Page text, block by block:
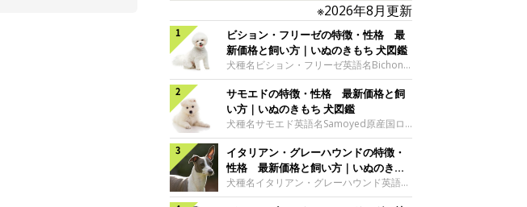
※2026年8月更新
ビション・フリーゼの特徴・性格 最
新価格と飼い方｜いぬのきもち 犬図鑑
犬種名ビション・フリーゼ英語名Bichon
Frise原産国フランス、ベルギーサイズ小
型犬グループ愛玩犬 ビション・フリーゼ
の魅力ビジョン・フリーゼの特徴といえ
ば、なんといっても綿毛のようにふわふわ
した純白の被毛。ビション・フリーゼのト
レードマークともいえる、綿アメのような
丸いカットスタイルは、アメリカ人のトリ
マーが考案したもので、「パウダー・パ
フ」と呼ばれます。真っ白な毛色にパッチ
サモエドの特徴・性格 最新価格と飼
い方｜いぬのきもち 犬図鑑
犬種名サモエド英語名Samoyed原産国ロ
シアサイズ大型犬グループ原始的な犬・ス
ピッツ サモエドの魅力雪のように白いふ
わふわした外見が愛らしくてユニークなサ
モエド。何世紀にも渡って遊牧民とともに
移動し、トナカイの群れの管理などをして
イタリアン・グレーハウンドの特徴・
性格 最新価格と飼い方｜いぬのきも
ち 犬図鑑
犬種名イタリアン・グレーハウンド英語名
Italian Greyhound原産国イタリアサイズ